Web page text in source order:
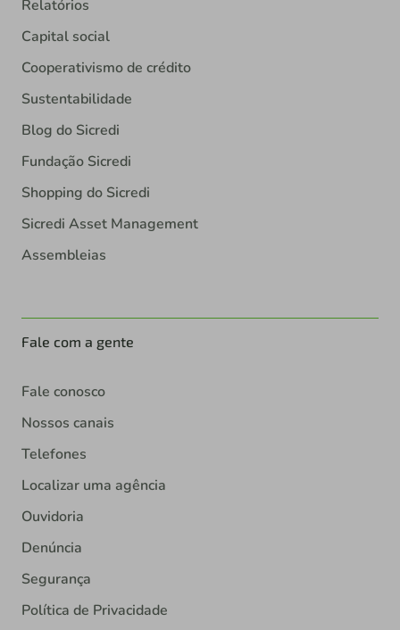
Relatórios
Capital social
Cooperativismo de crédito
Sustentabilidade
Blog do Sicredi
Fundação Sicredi
Shopping do Sicredi
Sicredi Asset Management
Assembleias
Fale com a gente
Fale conosco
Nossos canais
Telefones
Localizar uma agência
Ouvidoria
Denúncia
Segurança
Política de Privacidade